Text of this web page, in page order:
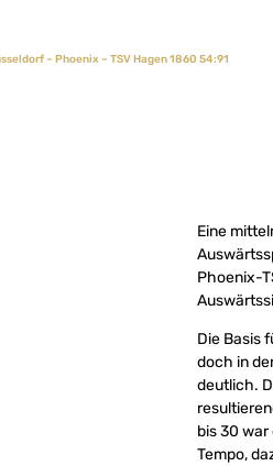
– Phoenix – TSV Hagen 1860 54:91
Eine
Phoenix-
Die Basis
doch in
deutlich.
bis 30
Tempo,